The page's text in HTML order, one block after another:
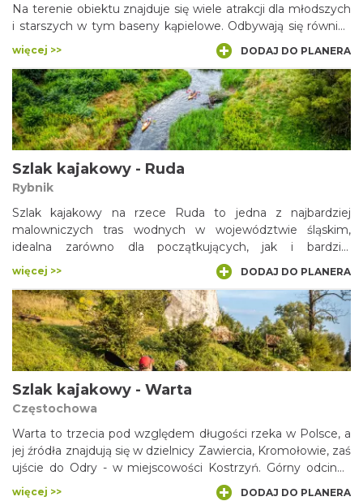
Na terenie obiektu znajduje się wiele atrakcji dla młodszych
i starszych w tym baseny kąpielowe. Odbywają się również
okazjonalnie imprezy o charakterze sportowym i
kulturalnym.
więcej >> DODAJ DO PLANERA
Szlak kajakowy - Ruda
Rybnik
Szlak kajakowy na rzece Ruda to jedna z najbardziej
malowniczych tras wodnych w województwie śląskim,
idealna zarówno dla początkujących, jak i bardziej
doświadczonych miłośników kajakarstwa. Płynąca przez
urokliwe tereny województwa śląskiego rzeka zachwyca
różnorodnością krajobrazów – od spokojnych, leśnych
odcinków po fragmenty o nieco szybszym nurcie. To
doskonały sposób na aktywne spędzenie czasu na łonie
natury, a jednocześnie okazja do poznania lokalnej przyrody
i historii regionu.
więcej >> DODAJ DO PLANERA
Szlak kajakowy - Warta
Częstochowa
Warta to trzecia pod względem długości rzeka w Polsce, a
jej źródła znajdują się w dzielnicy Zawiercia, Kromołowie, zaś
ujście do Odry - w miejscowości Kostrzyń. Górny odcinek
rzeki jest bardzo malowniczy i warto go poznać, spływając
więcej >> DODAJ DO PLANERA